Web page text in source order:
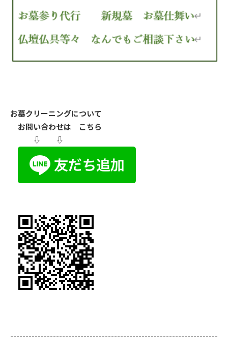
お墓クリーニングについて
お問い合わせは こちら
⇩ ⇩
--------------------------------------------------------------------